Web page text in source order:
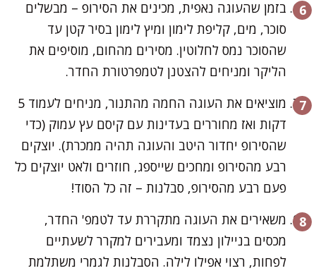
בזמן שהעוגה נאפית, מכינים את הסירופ – מבשלים
סוכר, מים, קליפת לימון ומיץ לימון בסיר קטן עד
שהסוכר נמס לחלוטין. מסירים מהחום, מוסיפים את
הליקר ומניחים להצטנן לטמפרטורת החדר.
מוציאים את העוגה החמה מהתנור, מניחים לעמוד 5
דקות ואז מחוררים בעדינות עם קיסם עץ עמוק (כדי
שהסירופ יחדור היטב והעוגה תהיה ממכרת). יוצקים
רבע מהסירופ ומחכים שייספג, חוזרים ולאט יוצקים כל
פעם רבע מהסירופ, סבלנות – זה כל הסוד!
משאירים את העוגה מתקררת עד לטמפ' החדר,
מכסים בניילון נצמד ומעבירים למקרר לשעתיים
לפחות, רצוי אפילו לילה. הסבלנות לגמרי משתלמת